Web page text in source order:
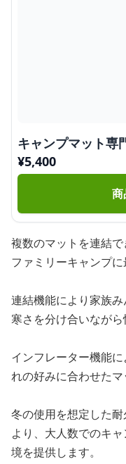
キャンプマット専
¥5,400
商
複数のマットを連結
ファミリーキャンプに
連結機能により家族
寒さを分け合いながら
インフレーター機能
れの好みに合わせたマ
冬の使用を想定した
より、大人数でのキ
境を提供します。